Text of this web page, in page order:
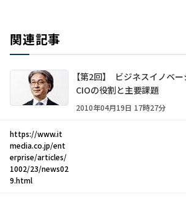
関連記事
【第2回】 ビジネスイノベ
CIOの役割と主要課題
2010年04月19日 17時27分
https://www.it
media.co.jp/ent
erprise/articles/
1002/23/news02
9.html